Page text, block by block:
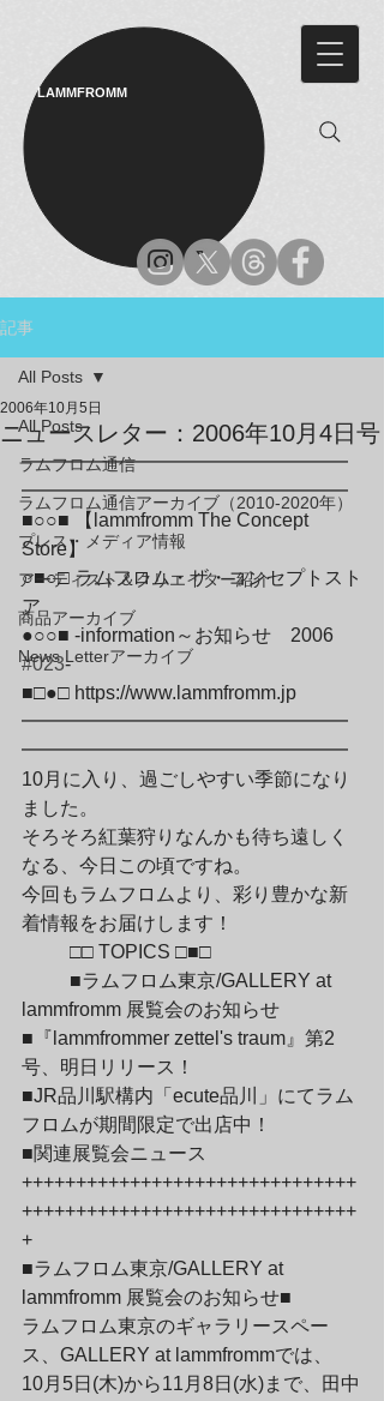
LAMMFROMM​
記事
All Posts
ラムフロム通信
ラムフロム通信アーカイブ（2010-2020年）
プレス・メディア情報
アーティスト＆クリエイター紹介
商品アーカイブ
News Letterアーカイブ
All Posts
ニュースレター：2006年10月4日号
2006年10月5日
━━━━━━━━━━━━━━━━━
━━━━━━━━━━━━━━━━━
■○○■ 【lammfromm The Concept
Store】
○■○□ ラムフロム・ザ・コンセプトスト
ア
●○○■ -information～お知らせ　2006
#023-
■□●□ https://www.lammfromm.jp
━━━━━━━━━━━━━━━━━
━━━━━━━━━━━━━━━━━
10月に入り、過ごしやすい季節になり
ました。
そろそろ紅葉狩りなんかも待ち遠しく
なる、今日この頃ですね。
今回もラムフロムより、彩り豊かな新
着情報をお届けします！
	□□ TOPICS □■□
lammfromm 展覧会のお知らせ
■『lammfrommer zettel's traum』第2
号、明日リリース！
■JR品川駅構内「ecute品川」にてラム
フロムが期間限定で出店中！
■関連展覧会ニュース
+++++++++++++++++++++++++++++++
+++++++++++++++++++++++++++++++
+
■ラムフロム東京/GALLERY at
lammfromm 展覧会のお知らせ■
ラムフロム東京のギャラリースペー
ス、GALLERY at lammfrommでは、
10月5日(木)から11月8日(水)まで、田中